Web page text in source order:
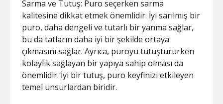
Sarma ve Tutuş: Puro seçerken sarma
kalitesine dikkat etmek önemlidir. İyi sarılmış bir
puro, daha dengeli ve tutarlı bir yanma sağlar,
bu da tatların daha iyi bir şekilde ortaya
çıkmasını sağlar. Ayrıca, puroyu tutuştururken
kolaylık sağlayan bir yapıya sahip olması da
önemlidir. İyi bir tutuş, puro keyfinizi etkileyen
temel unsurlardan biridir.